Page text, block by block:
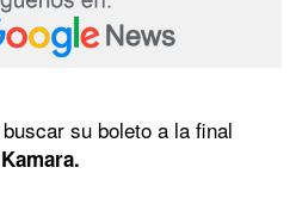
su boleto a la final